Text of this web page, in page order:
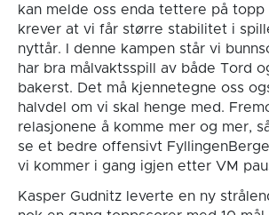
kan melde oss enda tettere på topp
krever at vi får større stabilitet i
nyttår. I denne kampen står vi
har bra målvaktsspill av både Tord
bakerst. Det må kjennetegne oss
halvdel om vi skal henge med.
relasjonene å komme mer og mer,
se et bedre offensivt
vi kommer i gang igjen etter VM
Kasper Gudnitz leverte en ny